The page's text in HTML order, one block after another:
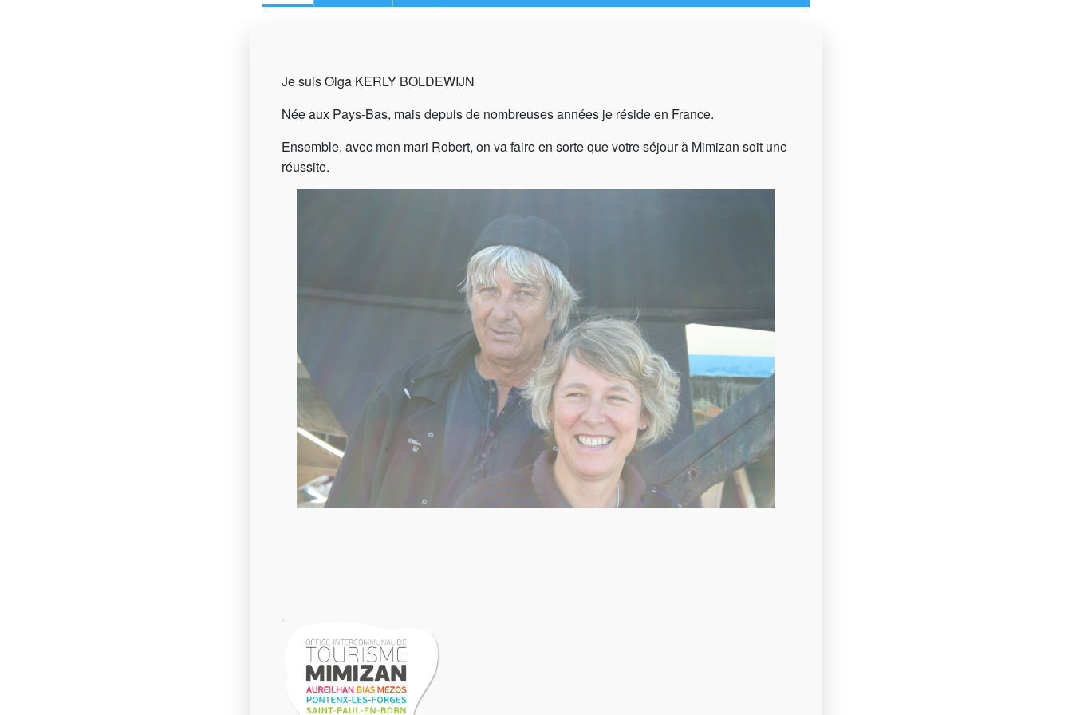
Je suis Olga KERLY BOLDEWIJN
Née aux Pays-Bas, mais depuis de nombreuses années je réside en France.
Ensemble, avec mon mari Robert, on va faire en sorte que votre séjour à Mimizan soit une
réussite.